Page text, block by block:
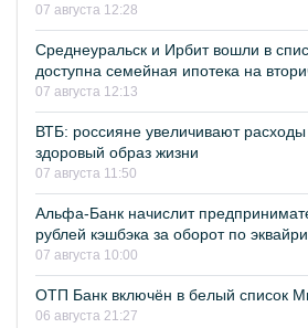
07 августа 12:28
Среднеуральск и Ирбит вошли в
доступна семейная ипотека на
07 августа 12:13
ВТБ: россияне увеличивают расходы
здоровый образ жизни
07 августа 11:50
Альфа-Банк начислит
рублей кэшбэка за оборот по
07 августа 10:00
ОТП Банк включён в белый список
06 августа 21:27